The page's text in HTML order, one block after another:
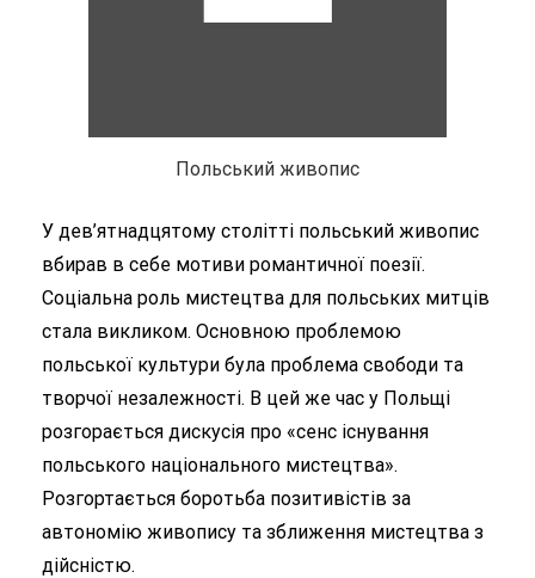
Польський живопис
У дев’ятнадцятому столітті польський живопис
вбирав в себе мотиви романтичної поезії.
Соціальна роль мистецтва для польських митців
стала викликом. Основною проблемою
польської культури була проблема свободи та
творчої незалежності. В цей же час у Польщі
розгорається дискусія про «сенс існування
польського національного мистецтва».
Розгортається боротьба позитивістів за
автономію живопису та зближення мистецтва з
дійсністю.